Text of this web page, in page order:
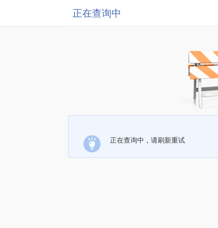
正在查询中
正在查询中，请刷新重试